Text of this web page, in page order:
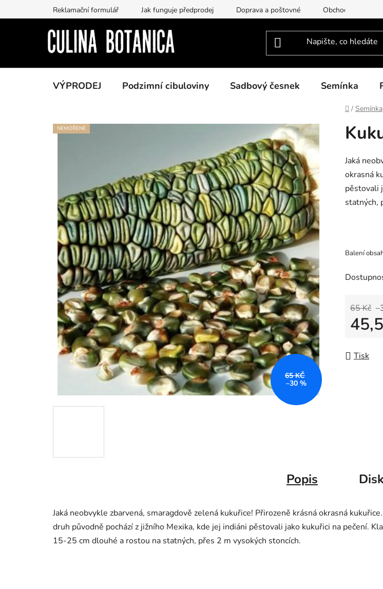
na
Reklamační formulář Jak funguje předprodej Doprava a poštovné Obchodní podmínky
VÝPRODEJ Podzimní cibuloviny Sadbový česnek Semínka
Domů
/ Semínka
Jaká
okrasná
pěstovali
statných,
Balení
65 Kč
Tisk
NEMOŘENÉ
65 KČ
–30 %
Popis
Jaká neobvykle zbarvená, smaragdově zelená kukuřice! Přirozeně krásná okrasná
druh původně pochází z jižního Mexika, kde jej indiáni pěstovali jako kukuřici na pečení.
15-25 cm dlouhé a rostou na statných, přes 2 m vysokých stoncích.